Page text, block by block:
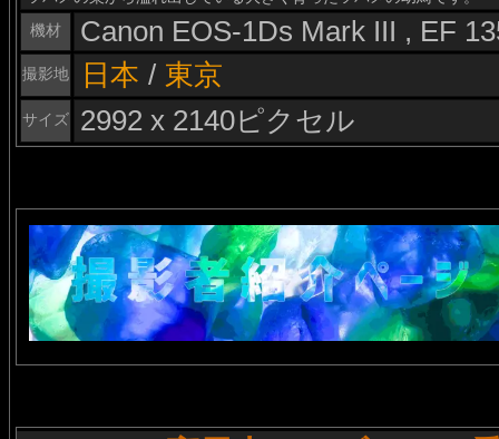
機材
Canon EOS-1Ds Mark III , EF
撮影地 日本 / 東京
サイズ 2992 x 2140ピクセル